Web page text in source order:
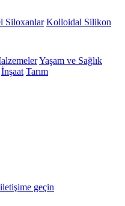
Siloxanlar Kolloidal Silikon
Yaşam ve Sağlık
İnşaat Tarım
geçin